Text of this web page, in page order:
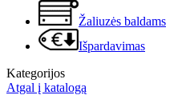
Žaliuzės baldams
Išpardavimas
Kategorijos
Atgal į katalogą